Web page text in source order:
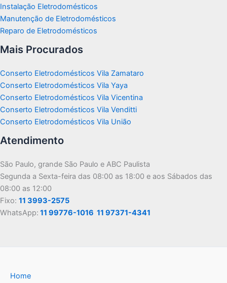
Instalação Eletrodomésticos
Manutenção de Eletrodomésticos
Reparo de Eletrodomésticos
Mais Procurados
Conserto Eletrodomésticos Vila Zamataro
Conserto Eletrodomésticos Vila Yaya
Conserto Eletrodomésticos Vila Vicentina
Conserto Eletrodomésticos Vila Venditti
Conserto Eletrodomésticos Vila União
Atendimento
São Paulo, grande São Paulo e ABC Paulista
Segunda a Sexta-feira das 08:00 as 18:00 e aos Sábados das
08:00 as 12:00
Fixo: 11 3993-2575
WhatsApp: 11 99776-1016 11 97371-4341
Home